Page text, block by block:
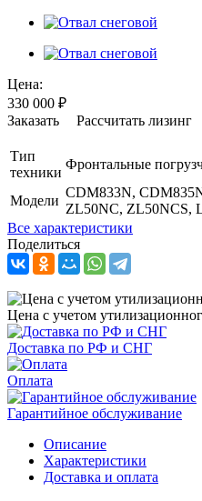
Цена:
330 000 ₽
Заказать
Рассчитать лизинг
Тип
техники
Фронтальные
Модели
CDM833N,
ZL50NC, ZL50NCS,
Все характеристики
Поделиться
Цена с учетом
Доставка по РФ и СНГ
Оплата
Гарантийное обслуживание
Описание
Характеристики
Доставка и оплата